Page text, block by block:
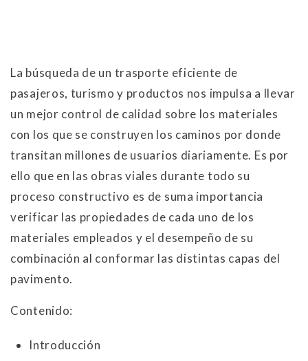
La búsqueda de un trasporte eficiente de
pasajeros, turismo y productos nos impulsa a llevar
un mejor control de calidad sobre los materiales
con los que se construyen los caminos por donde
transitan millones de usuarios diariamente. Es por
ello que en las obras viales durante todo su
proceso constructivo es de suma importancia
verificar las propiedades de cada uno de los
materiales empleados y el desempeño de su
combinación al conformar las distintas capas del
pavimento.
Contenido:
Introducción